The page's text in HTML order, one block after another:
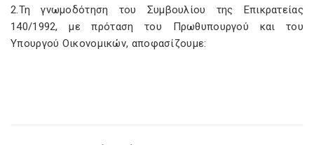
2.Τη γνωμοδότηση του Συμβουλίου της Επικρατείας
140/1992, με πρόταση του Πρωθυπουργού και του
Υπουργού Οικονομικών, αποφασίζουμε: